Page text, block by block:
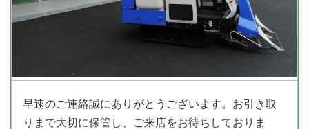
早速のご連絡誠にありがとうございます。お引き取
りまで大切に保管し、ご来店をお待ちしておりま